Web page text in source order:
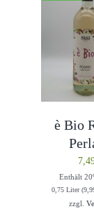
è Bio
Enthält
0,75 Liter (
zzgl.